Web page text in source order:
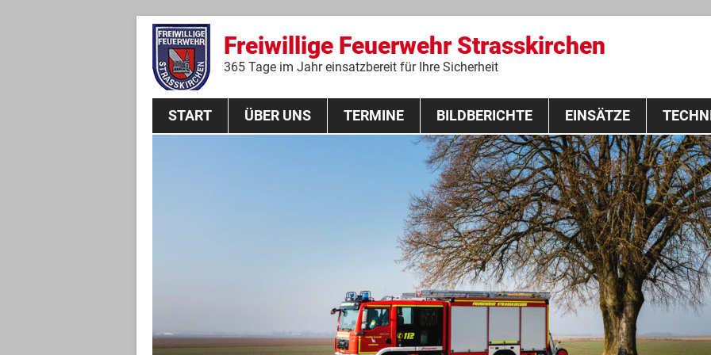
Freiwillige Feuerwehr Strasskirchen
365 Tage im Jahr einsatzbereit für Ihre Sicherheit
Zum
springen
START ÜBER UNS TERMINE
THL Lehrgang 2020
BILDBERICHTE EINSÄTZE
Fahrzeuge
Ausrüstung